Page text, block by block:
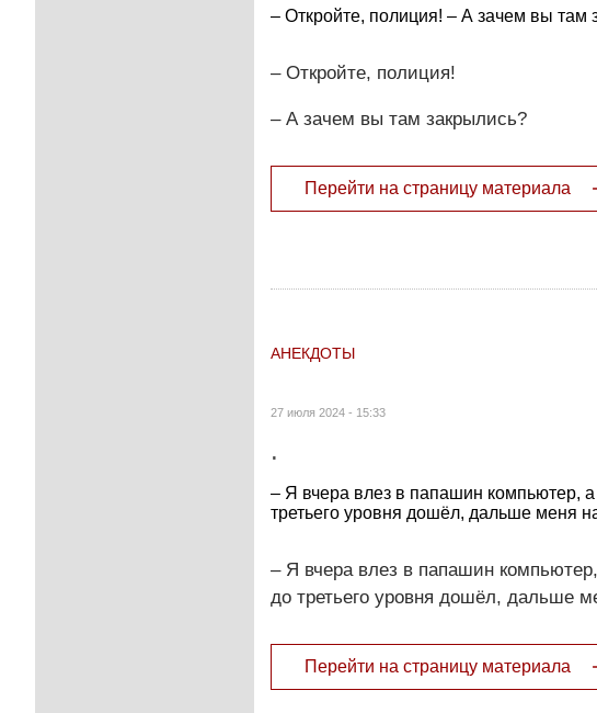
– Откройте, полиция! – А зачем вы там
– Откройте, полиция!
– А зачем вы там закрылись?
Перейти на страницу материала
АНЕКДОТЫ
27 июля 2024 - 15:33
.
– Я вчера влез в папашин компьютер,
третьего уровня дошёл, дальше меня
– Я вчера влез в папашин
до третьего уровня дошёл, дальше
Перейти на страницу материала